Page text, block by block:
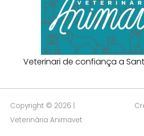
Veterinari de confiança a
Copyright © 2026 |
Veterinària Animavet